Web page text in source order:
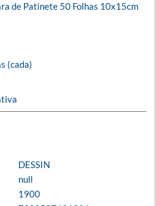
de Patinete 50 Folhas 10x15cm
(cada)
DESSIN
null
1900